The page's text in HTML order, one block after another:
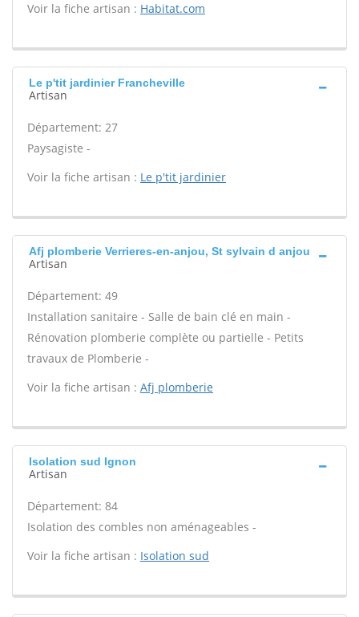
Voir la fiche artisan : Habitat.com
Le p'tit jardinier Francheville
Artisan
Département: 27
Paysagiste -
Voir la fiche artisan : Le p'tit jardinier
Afj plomberie Verrieres-en-anjou, St sylvain d anjou
Artisan
Département: 49
Installation sanitaire - Salle de bain clé en main -
Rénovation plomberie complète ou partielle - Petits
travaux de Plomberie -
Voir la fiche artisan : Afj plomberie
Isolation sud Ignon
Artisan
Département: 84
Isolation des combles non aménageables -
Voir la fiche artisan : Isolation sud